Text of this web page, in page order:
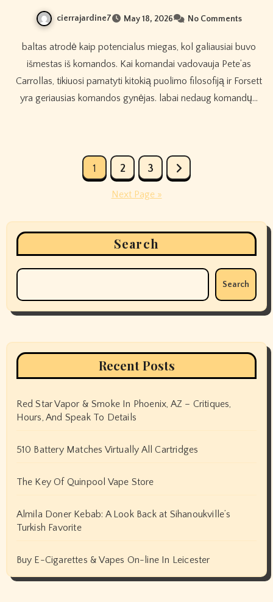
cierrajardine7 May 18, 2026 No Comments
baltas atrodė kaip potencialus miegas, kol galiausiai buvo
išmestas iš komandos. Kai komandai vadovauja Pete’as
Carrollas, tikiuosi pamatyti kitokią puolimo filosofiją ir Forsett
yra geriausias komandos gynėjas. labai nedaug komandų…
1 2 3
Next Page »
Search
Search
Recent Posts
Red Star Vapor & Smoke In Phoenix, AZ – Critiques,
Hours, And Speak To Details
510 Battery Matches Virtually All Cartridges
The Key Of Quinpool Vape Store
Almila Doner Kebab: A Look Back at Sihanoukville’s
Turkish Favorite
Buy E-Cigarettes & Vapes On-line In Leicester